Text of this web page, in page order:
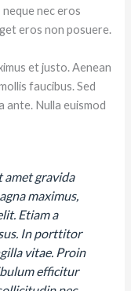
nec eros
eros non posuere.
et justo. Aenean
faucibus. Sed
ante. Nulla euismod
amet gravida
maximus,
Etiam a
In porttitor
vitae. Proin
efficitur